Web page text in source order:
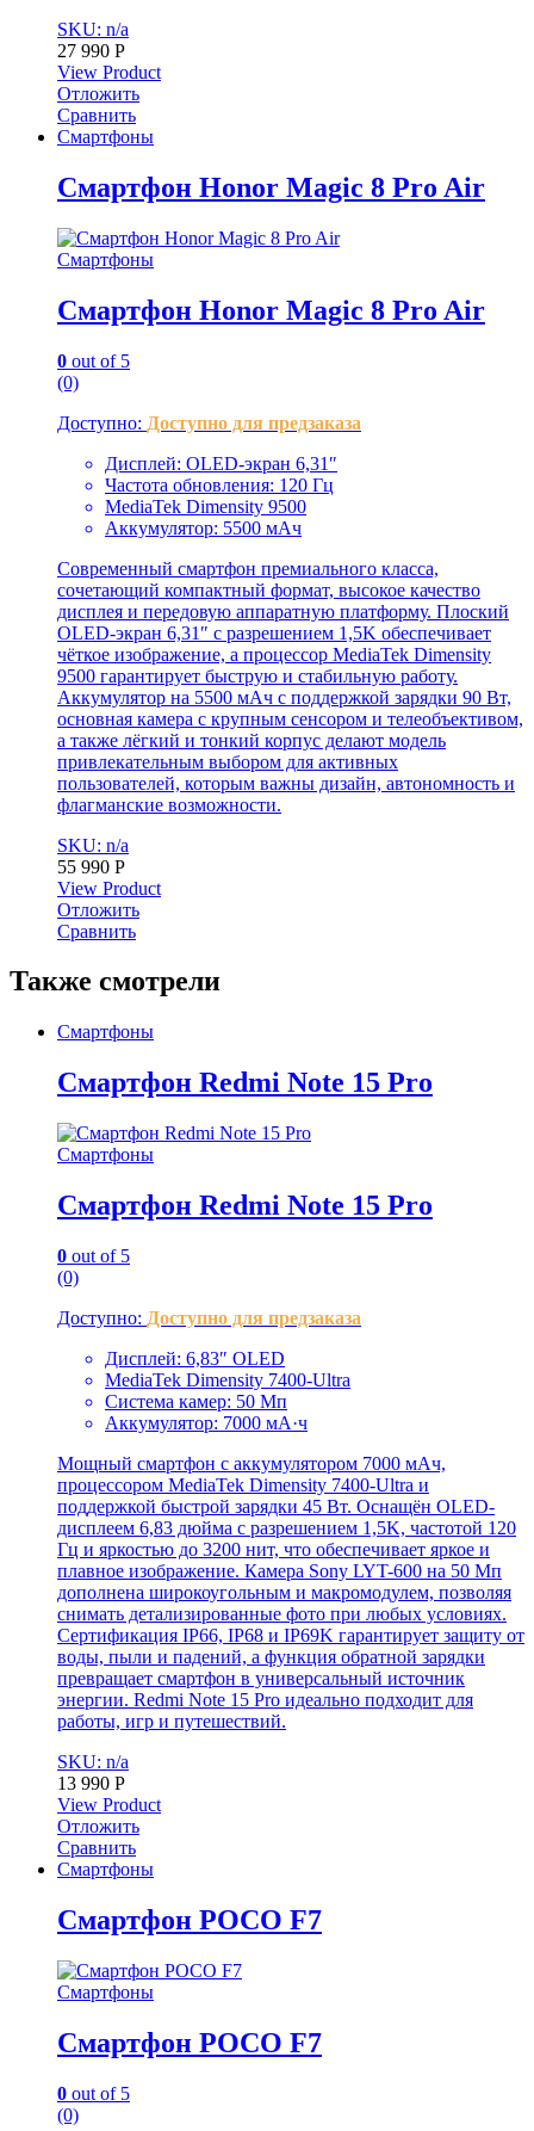
SKU: n/a
27 990 Р
View Product
Отложить
Сравнить
Смартфоны
Смартфон Honor Magic 8 Pro Air
Смартфоны
Смартфон Honor Magic 8 Pro Air
0 out of 5
(0)
Доступно: Доступно для предзаказа
Дисплей: OLED-экран 6,31″
Частота обновления: 120 Гц
MediaTek Dimensity 9500
Аккумулятор: 5500 мАч
Современный смартфон премиального класса,
сочетающий компактный формат, высокое качество
дисплея и передовую аппаратную платформу. Плоский
OLED-экран 6,31″ с разрешением 1,5K обеспечивает
чёткое изображение, а процессор MediaTek Dimensity
9500 гарантирует быструю и стабильную работу.
Аккумулятор на 5500 мАч с поддержкой зарядки 90 Вт,
основная камера с крупным сенсором и телеобъективом,
а также лёгкий и тонкий корпус делают модель
привлекательным выбором для активных
пользователей, которым важны дизайн, автономность и
флагманские возможности.
SKU: n/a
55 990 Р
View Product
Отложить
Сравнить
Также смотрели
Смартфоны
Смартфон Redmi Note 15 Pro
Смартфоны
Смартфон Redmi Note 15 Pro
0 out of 5
(0)
Доступно: Доступно для предзаказа
Дисплей: 6,83″ OLED
MediaTek Dimensity 7400-Ultra
Система камер: 50 Мп
Аккумулятор: 7000 мА·ч
Мощный смартфон с аккумулятором 7000 мАч,
процессором MediaTek Dimensity 7400-Ultra и
поддержкой быстрой зарядки 45 Вт. Оснащён OLED-
дисплеем 6,83 дюйма с разрешением 1,5K, частотой 120
Гц и яркостью до 3200 нит, что обеспечивает яркое и
плавное изображение. Камера Sony LYT-600 на 50 Мп
дополнена широкоугольным и макромодулем, позволяя
снимать детализированные фото при любых условиях.
Сертификация IP66, IP68 и IP69K гарантирует защиту от
воды, пыли и падений, а функция обратной зарядки
превращает смартфон в универсальный источник
энергии. Redmi Note 15 Pro идеально подходит для
работы, игр и путешествий.
SKU: n/a
13 990 Р
View Product
Отложить
Сравнить
Смартфоны
Смартфон POCO F7
Смартфоны
Смартфон POCO F7
0 out of 5
(0)